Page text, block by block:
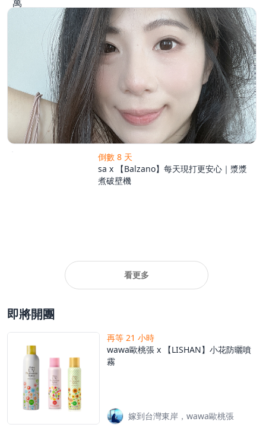
倒數 8 天
sa x 【Balzano】每天現打更安心｜漿漿
煮破壁機
看更多
即將開團
再等 21 小時
wawa歐桃張 x 【LISHAN】小花防曬噴
霧
嫁到台灣東岸，wawa歐桃張